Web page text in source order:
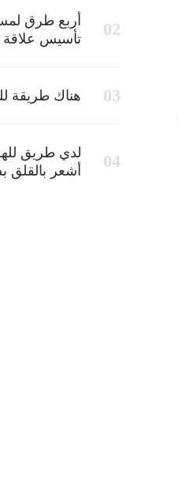
أربع طرق
تأسيس علاقة
هناك طريقة
لدي طريق
أشعر بالقلق